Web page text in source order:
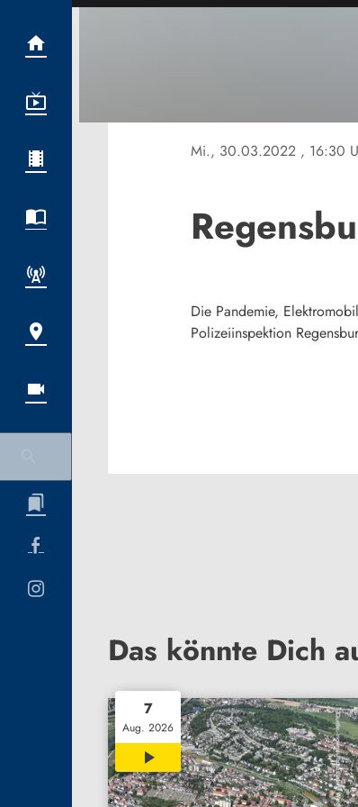
Mi., 30.03.2022 , 16:30
Die Pandemie,
Polizeiinspektion
Das könnte Dich
7
Aug. 2026
00:32